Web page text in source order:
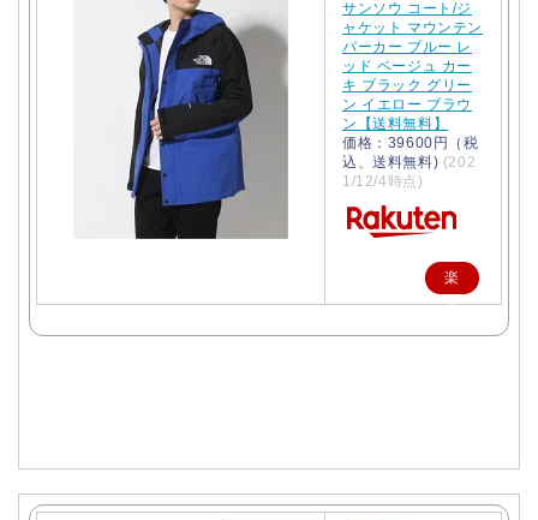
サンソウ コート/ジ
ャケット マウンテン
パーカー ブルー レ
ッド ベージュ カー
キ ブラック グリー
ン イエロー ブラウ
ン【送料無料】
価格：39600円（税
込、送料無料) (202
1/12/4時点)
楽
天